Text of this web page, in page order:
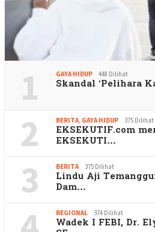
1 GAYA HIDUP 448 Dilihat
Skandal ‘Pelihara
2 BERITA, GAYA HIDUP 375 Dilihat
EKSEKUTIF.com
EKSEKUTI…
3 BERITA 375 Dilihat
Lindu Aji
Dam…
REGIONAL 374 Dilihat
Wadek I FEBI, Dr.